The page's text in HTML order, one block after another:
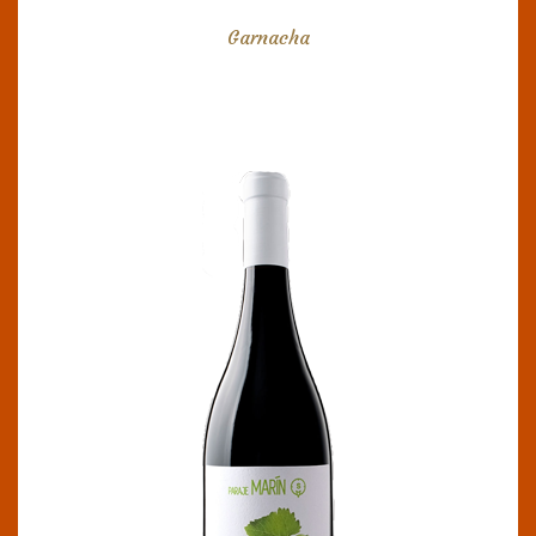
Garnacha
PARAJE MARÍN